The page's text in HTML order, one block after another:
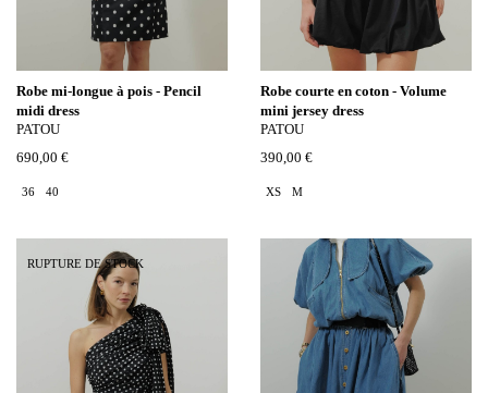
Robe mi-longue à pois - Pencil
midi dress
PATOU
690,00 €
36 40
Robe courte en coton - Volume
mini jersey dress
PATOU
390,00 €
XS M
RUPTURE DE STOCK